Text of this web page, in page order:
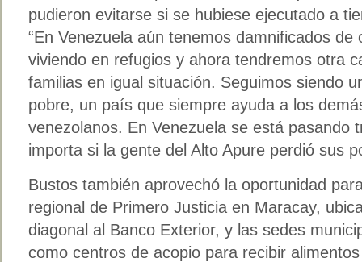
pudieron evitarse si se hubiese ejecutado a
“En Venezuela aún tenemos damnificados
viviendo en refugios y ahora tendremos otra
familias en igual situación. Seguimos siendo
pobre, un país que siempre ayuda a los
venezolanos. En Venezuela se está pasando
importa si la gente del Alto Apure perdió sus
Bustos también aprovechó la oportunidad
regional de Primero Justicia en Maracay,
diagonal al Banco Exterior, y las sedes
como centros de acopio para recibir